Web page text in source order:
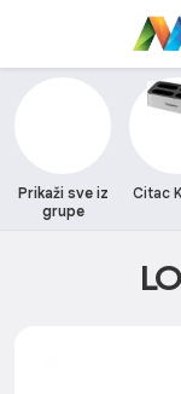
Prikaži sve iz
grupe
Citac